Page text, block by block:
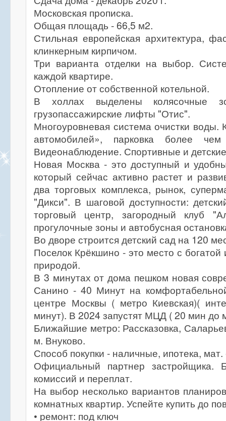
Московская прописка.
Общая площадь - 66,5 м2.
Стильная европейская архитектура,
клинкерным кирпичом.
Три варианта отделки на выбор.
каждой квартире.
Отопление от собственной котельной.
В холлах выделены колясочные
грузопассажирские лифты "Отис".
Многоуровневая система очистки воды.
автомобилей», парковка более
Видеонаблюдение. Спортивные и
Новая Москва - это доступный и
который сейчас активно растет и
два торговых комплекса, рынок,
"Дикси". В шаговой доступности:
торговый центр, загородный клуб
прогулочные зоны и автобусная
Во дворе строится детский сад на 120
Поселок Крёкшино - это место с богатой
природой.
В 3 минутах от дома пешком новая
Санино - 40 Минут на
центре Москвы ( метро Киевская)(
минут). В 2024 запустят МЦД ( 20 мин до
Ближайшие метро: Рассказовка,
м. Внуково.
Способ покупки - наличные, ипотека,
Официальный партнер застройщика.
комиссий и переплат.
На выбор несколько вариантов
комнатных квартир. Успейте купить до
• ремонт: под ключ